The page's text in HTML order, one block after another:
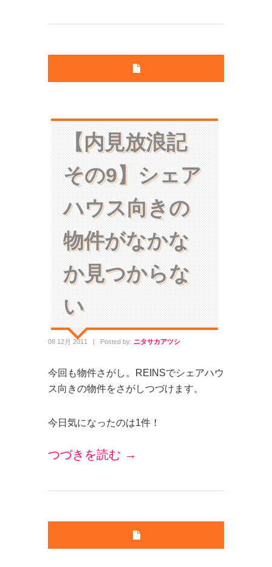
【内見放浪記
その9】シェア
ハウス向きの
物件がなかな
か見つからな
い
08 12月 2011 | Posted by: ニタサカアツシ
今回も物件さがし。REINSでシェアハウ
ス向きの物件をさがしつづけます。
今日気になったのは1件！
つづきを読む →